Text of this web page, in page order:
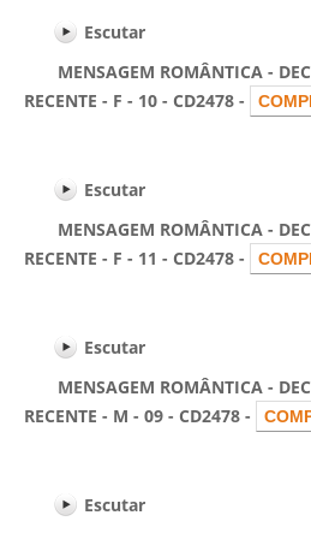
Escutar
MENSAGEM ROMÂNTICA -
RECENTE - F - 10 - CD2478 -
Escutar
MENSAGEM ROMÂNTICA -
RECENTE - F - 11 - CD2478 -
Escutar
MENSAGEM ROMÂNTICA -
RECENTE - M - 09 - CD2478 -
Escutar